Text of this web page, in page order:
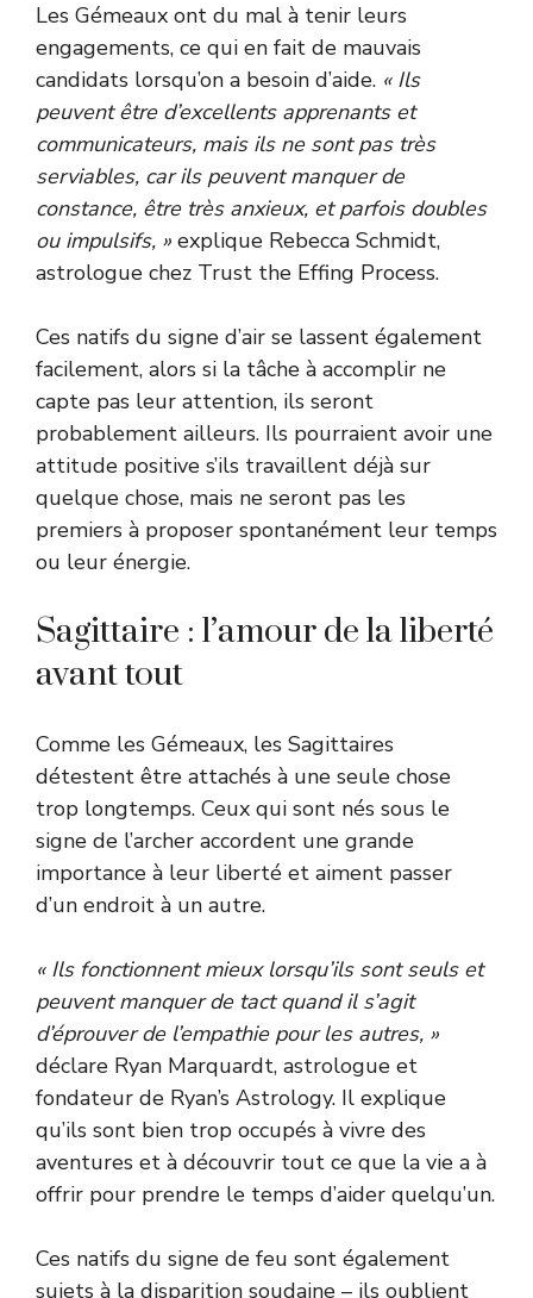
Les Gémeaux ont du mal à tenir leurs
engagements, ce qui en fait de mauvais
candidats lorsqu’on a besoin d’aide. « Ils
peuvent être d’excellents apprenants et
communicateurs, mais ils ne sont pas très
serviables, car ils peuvent manquer de
constance, être très anxieux, et parfois doubles
ou impulsifs, » explique Rebecca Schmidt,
astrologue chez Trust the Effing Process.
Ces natifs du signe d’air se lassent également
facilement, alors si la tâche à accomplir ne
capte pas leur attention, ils seront
probablement ailleurs. Ils pourraient avoir une
attitude positive s’ils travaillent déjà sur
quelque chose, mais ne seront pas les
premiers à proposer spontanément leur temps
ou leur énergie.
Sagittaire : l’amour de la liberté
avant tout
Comme les Gémeaux, les Sagittaires
détestent être attachés à une seule chose
trop longtemps. Ceux qui sont nés sous le
signe de l’archer accordent une grande
importance à leur liberté et aiment passer
d’un endroit à un autre.
« Ils fonctionnent mieux lorsqu’ils sont seuls et
peuvent manquer de tact quand il s’agit
d’éprouver de l’empathie pour les autres, »
déclare Ryan Marquardt, astrologue et
fondateur de Ryan’s Astrology. Il explique
qu’ils sont bien trop occupés à vivre des
aventures et à découvrir tout ce que la vie a à
offrir pour prendre le temps d’aider quelqu’un.
Ces natifs du signe de feu sont également
sujets à la disparition soudaine – ils oublient